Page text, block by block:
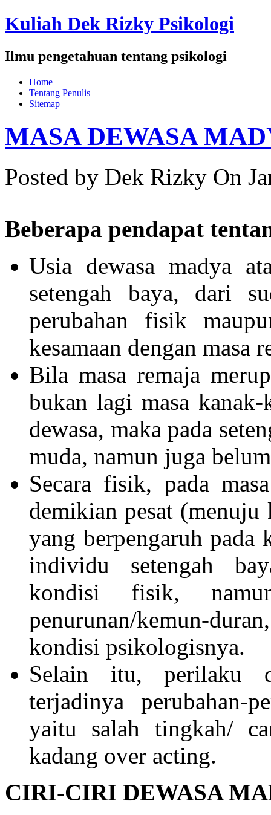
Kuliah Dek Rizky Psikologi
Ilmu pengetahuan tentang psikologi
Home
Tentang Penulis
Sitemap
MASA DEWASA
Posted by Dek Rizky On
Beberapa pendapat
Usia dewasa madya
setengah baya, dari
perubahan fisik
kesamaan dengan masa
Bila masa remaja
bukan lagi masa
dewasa, maka pada
muda, namun juga
Secara fisik, pada
demikian pesat (menuju
yang berpengaruh pada
individu setengah
kondisi fisik,
penurunan/kemun-
kondisi psikologisnya.
Selain itu, perilaku
terjadinya perubahan-
yaitu salah tingkah/
kadang over acting.
CIRI-CIRI DEWASA